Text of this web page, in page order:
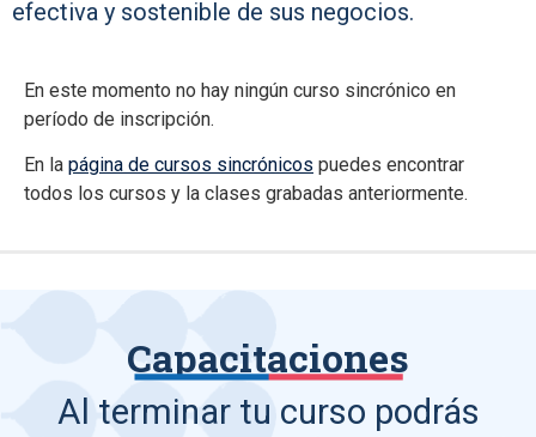
efectiva y sostenible de sus negocios.
En este momento no hay ningún curso sincrónico en
período de inscripción.
En la página de cursos sincrónicos puedes encontrar
todos los cursos y la clases grabadas anteriormente.
Capacitaciones
Al terminar tu curso podrás